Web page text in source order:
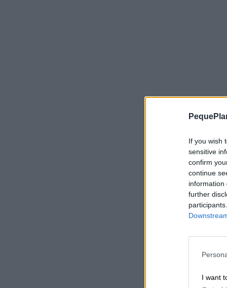
If you wish
sensitive
confirm
continue
information
further
I want
De las
Este